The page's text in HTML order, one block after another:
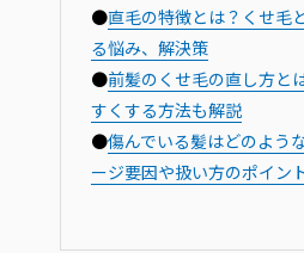
●直毛の特徴とは？くせ毛
る悩み、解決策
●前髪のくせ毛の直し方と
すくする方法も解説
●傷んでいる髪​はどのよう
ージ要因や扱い方のポイン